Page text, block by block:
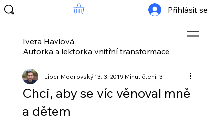
Iveta Havlová
Autorka a lektorka vnitřní transformace
Přihlásit se
Chci, aby se víc věnoval mně
a dětem
Libor Modrovský13. 3. 2019Minut čtení: 3